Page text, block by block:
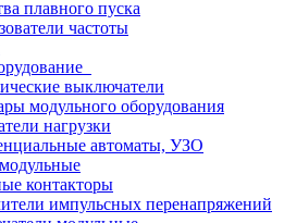
плавного пуска
частоты
выключатели
модульного оборудования
нагрузки
автоматы, УЗО
контакторы
импульсных перенапряжений